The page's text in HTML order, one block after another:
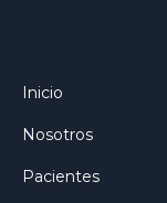
Inicio
Nosotros
Pacientes